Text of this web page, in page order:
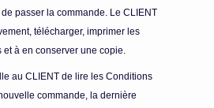
passer la commande. Le CLIENT
télécharger, imprimer les
à en conserver une copie.
au CLIENT de lire les Conditions
commande, la dernière